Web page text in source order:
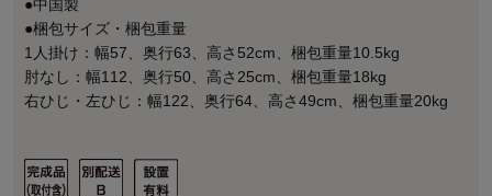
●中国製
●梱包サイズ・梱包重量
1人掛け：幅57、奥行63、高さ52cm、梱包重量10.5kg
肘なし：幅112、奥行50、高さ25cm、梱包重量18kg
右ひじ・左ひじ：幅122、奥行64、高さ49cm、梱包重量20kg